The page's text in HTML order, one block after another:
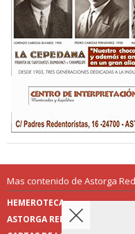
Mas contenido de Astorga
HEMEROTECA
ASTORGA REDACCIÓN